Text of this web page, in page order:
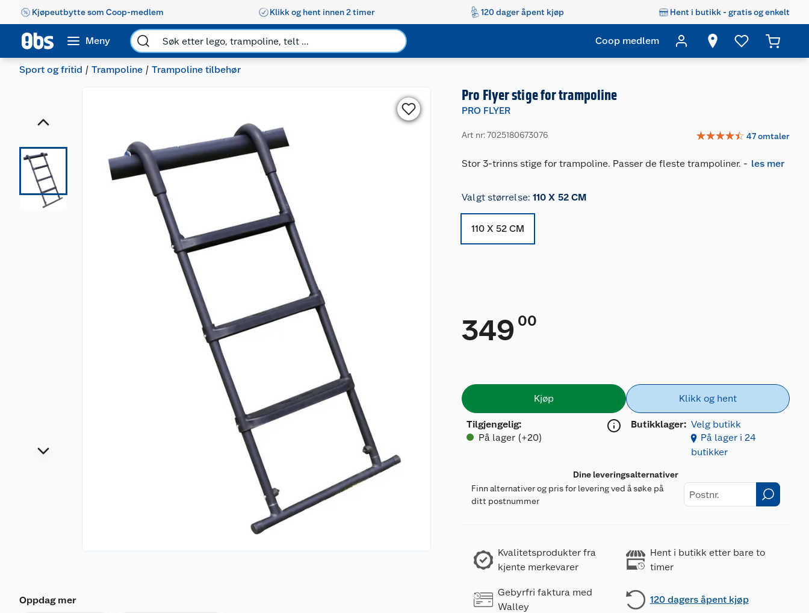
Kjøpeutbytte som Coop-medlem Klikk og hent innen 2 timer 120 dager åpent kjøp Hent i butikk - gratis og enkelt
Meny Coop medlem
Sport og fritid Trampoline Trampoline tilbehør
Oppdag mer
Pro Flyer stige for trampoline
PRO FLYER
Art nr: 7025180673076 ☆☆☆☆☆ 47omtaler
Stor 3-trinns stige for trampoline. Passer de fleste trampoliner. - les mer
Valgt størrelse: 110 X 52 CM
110 X 52 CM
349 00
Kjøp
Tilgjengelig:
På lager (+20)
Klikk og hent
Butikklager: Velg butikk
På lager i 24
butikker
Dine leveringsalternativer
Finn alternativer og pris for levering ved å søke på
ditt postnummer
Kvalitetsprodukter fra
kjente merkevarer
Hent i butikk etter bare to
timer
Gebyrfri faktura med
Walley
120 dagers åpent kjøp